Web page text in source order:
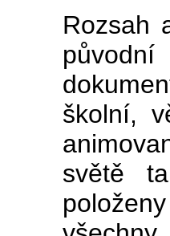
Rozsah
školní,
světě